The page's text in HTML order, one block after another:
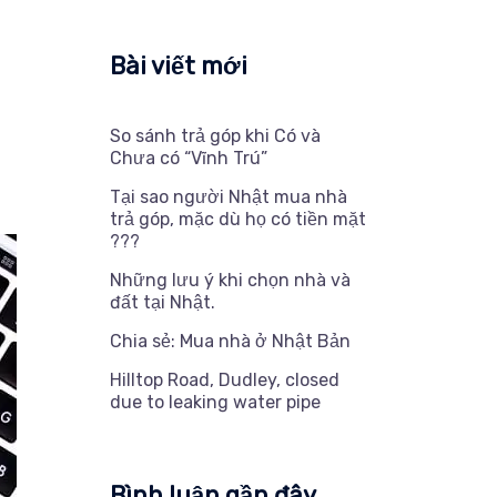
Bài viết mới
So sánh trả góp khi Có và
Chưa có “Vĩnh Trú”
Tại sao người Nhật mua nhà
trả góp, mặc dù họ có tiền mặt
???
Những lưu ý khi chọn nhà và
đất tại Nhật.
Chia sẻ: Mua nhà ở Nhật Bản
Hilltop Road, Dudley, closed
due to leaking water pipe